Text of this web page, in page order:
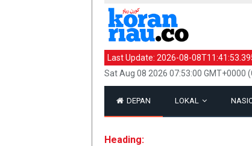
Last Update: 2026-08-
Sat Aug 08 2026 07:53:00 GMT+0000
DEPAN LOKAL
Heading: